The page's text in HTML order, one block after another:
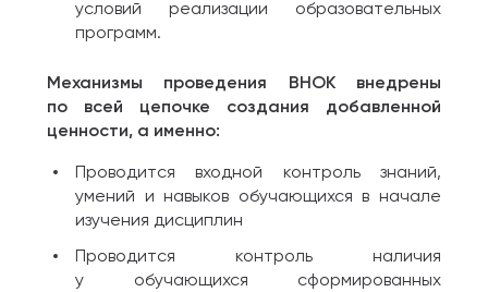
условий реализации образовательных
программ.
Механизмы проведения ВНОК внедрены
по всей цепочке создания добавленной
ценности, а именно:
Проводится входной контроль знаний,
умений и навыков обучающихся в начале
изучения дисциплин
Проводится контроль наличия
у обучающихся сформированных